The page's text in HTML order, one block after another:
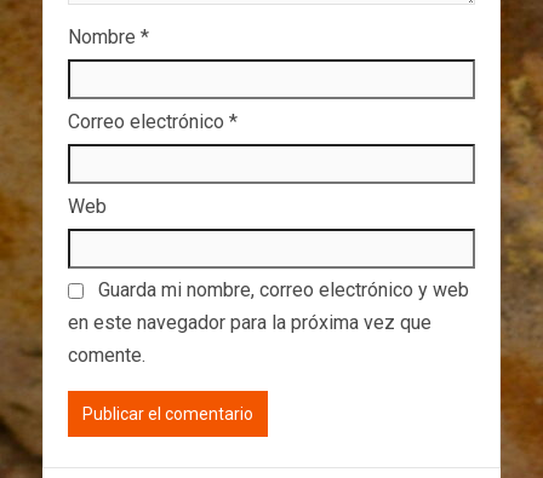
Nombre *
Correo electrónico *
Web
Guarda mi nombre, correo electrónico y web
en este navegador para la próxima vez que
comente.